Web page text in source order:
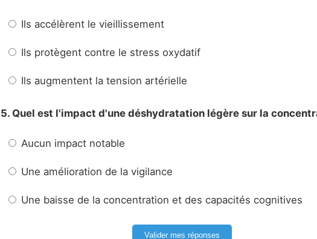
Ils accélèrent le vieillissement
Ils protègent contre le stress oxydatif
Ils augmentent la tension artérielle
5. Quel est l'impact d'une déshydratation légère sur la
Aucun impact notable
Une amélioration de la vigilance
Une baisse de la concentration et des capacités cognitives
Valider mes réponses